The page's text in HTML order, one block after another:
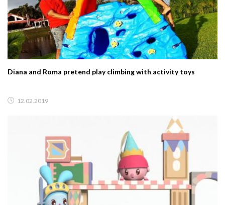
Diana and Roma pretend play climbing with activity toys
12.02.2019